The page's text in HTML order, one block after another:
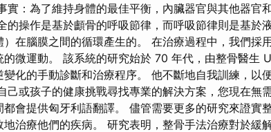
實：為了維持身體的最佳平衡，內臟器官與其他器官
的操作是基於顱骨的呼吸節律，而呼吸節律則是基於
在腦膜之間的循環產生的。 在治療過程中，我們採
的微運動。 該系統的研究始於 70 年代，由整骨醫生
化的手動診斷和治療程序。 他不斷地自我訓練，以
己或孩子的健康挑戰尋找專業的解決方案，您現在無
會提供匈牙利語翻譯。 儘管需要更多的研究來證實
治療他們的疾病。 研究表明，整骨手法治療對於緩